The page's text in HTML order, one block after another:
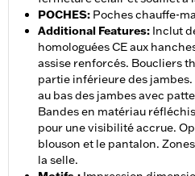
POCHES: Poches chauffe-
Additional Features: Inclut
homologuées CE aux
assise renforcés. Boucliers
partie inférieure des
au bas des jambes avec
Bandes en matériau
pour une visibilité accrue.
blouson et le pantalon.
la selle.